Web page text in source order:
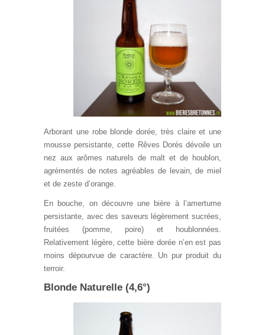
Arborant une robe blonde dorée, très claire et une
mousse persistante, cette Rêves Dorés dévoile un
nez aux arômes naturels de malt et de houblon,
agrémentés de notes agréables de levain, de miel
et de zeste d’orange.
En bouche, on découvre une bière à l’amertume
persistante, avec des saveurs légèrement sucrées,
fruitées (pomme, poire) et houblonnées.
Relativement légère, cette bière dorée n’en est pas
moins dépourvue de caractère. Un pur produit du
terroir.
Blonde Naturelle (4,6°)